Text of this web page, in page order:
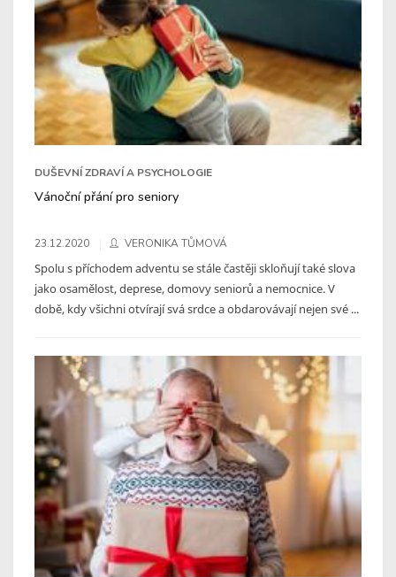
DUŠEVNÍ ZDRAVÍ A PSYCHOLOGIE
Vánoční přání pro seniory
23.12.2020 VERONIKA TŮMOVÁ
Spolu s příchodem adventu se stále častěji skloňují také slova
jako osamělost, deprese, domovy seniorů a nemocnice. V
době, kdy všichni otvírají svá srdce a obdarovávají nejen své ...